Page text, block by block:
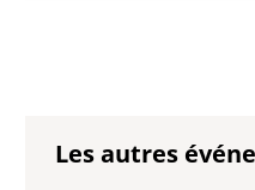
Les autres